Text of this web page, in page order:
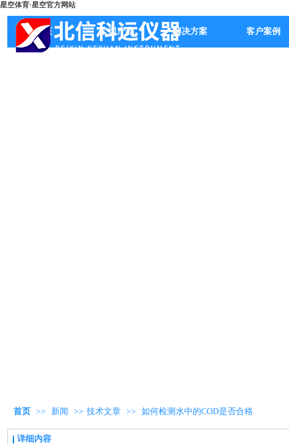
星空体育·星空官方网站
首页 公司产品 解决方案 客户案例
首页 >> 新闻 >> 技术文章 >> 如何检测水中的COD是否合格
详细内容